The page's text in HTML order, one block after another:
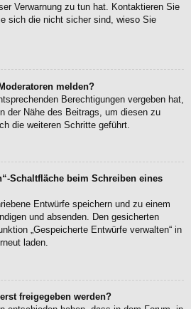
Verwarnung zu tun hat. Kontaktieren Sie
sich die nicht sicher sind, wieso Sie
melden?
Berechtigungen vergeben hat,
der Nähe des Beitrags, um diesen zu
die weiteren Schritte geführt.
Schaltfläche beim Schreiben eines
Entwürfe speichern und zu einem
und absenden. Den gesicherten
„Gespeicherte Entwürfe verwalten“ in
laden.
freigegeben werden?